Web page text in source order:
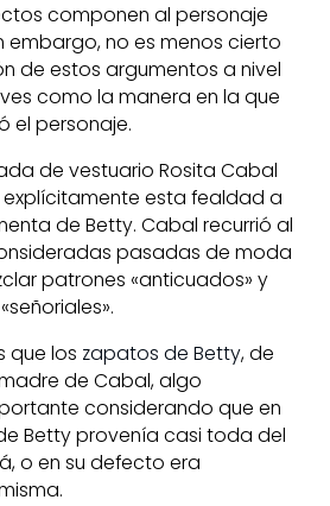
componen al personaje
embargo, no es menos cierto
de estos argumentos a nivel
como la manera en la que
el personaje.
de vestuario Rosita Cabal
esta fealdad a
de Betty. Cabal recurrió al
pasadas de moda
patrones «anticuados» y
que los zapatos de Betty, de
de Cabal, algo
considerando que en
Betty provenía casi toda del
o en su defecto era